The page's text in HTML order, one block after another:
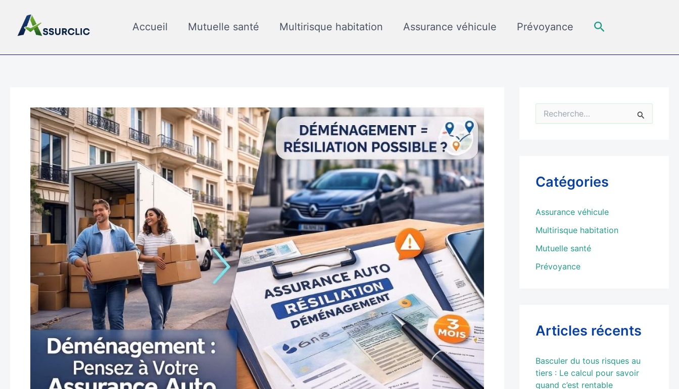
contenu
Accueil Mutuelle santé Multirisque habitation Assurance véhicule Prévoyance Rechercher
e
h
Catégories
Assurance véhicule
Multirisque habitation
Mutuelle santé
Prévoyance
Articles récents
Basculer du tous risques au
tiers : Le calcul pour savoir
quand c’est rentable